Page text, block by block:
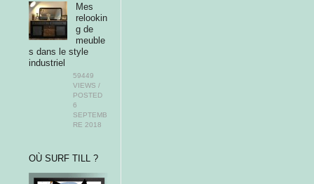
Mes
relookin
g de
meuble
s dans le style
industriel
59449
VIEWS /
POSTED
6
SEPTEMB
RE 2018
OÙ SURF TILL ?